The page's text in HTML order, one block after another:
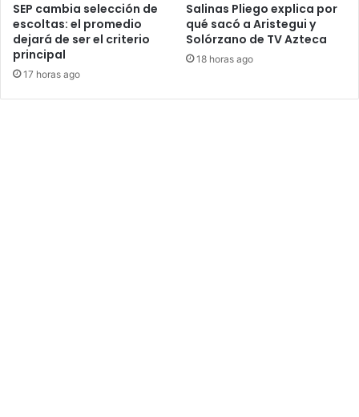
SEP cambia selección de
escoltas: el promedio
dejará de ser el criterio
principal
17 horas ago
Salinas Pliego explica por
qué sacó a Aristegui y
Solórzano de TV Azteca
18 horas ago